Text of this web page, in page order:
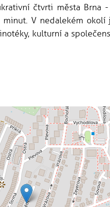
čtvrti města Brna -
V nedalekém okolí
kulturní a